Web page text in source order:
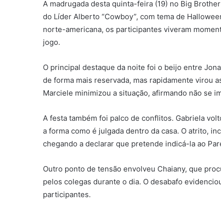
A madrugada desta quinta-feira (19) no Big
do Líder Alberto “Cowboy”, com tema de
norte-americana, os participantes viveram
jogo.
O principal destaque da noite foi o beijo entre
de forma mais reservada, mas rapidamente virou
Marciele minimizou a situação, afirmando não se
A festa também foi palco de conflitos. Gabriela
a forma como é julgada dentro da casa. O atrito,
chegando a declarar que pretende indicá-la ao
Outro ponto de tensão envolveu Chaiany, que
pelos colegas durante o dia. O desabafo
participantes.